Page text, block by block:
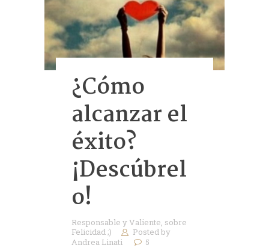
Blog
¿Cómo
alcanzar el
éxito?
¡Descúbrel
o!
Responsable y Valiente, sobre
Felicidad ;)
Posted by
Andrea Linati
5